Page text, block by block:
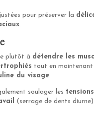
pour préserver la
.
plutôt à détendre les
tout en maintenant
du visage.
soulager les
(serrage de dents diurne).